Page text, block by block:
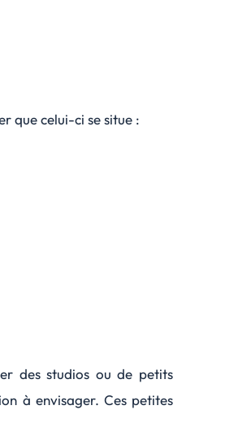
que celui-ci se situe :
des studios ou de petits
à envisager. Ces petites